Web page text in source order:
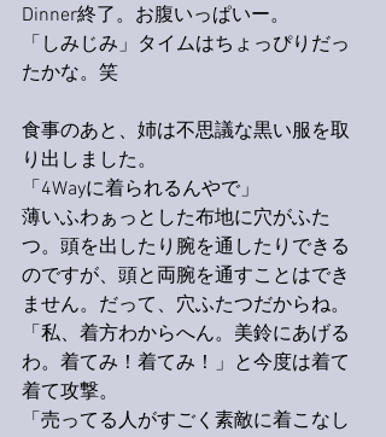
Dinner終了。お腹いっぱいー。
「しみじみ」タイムはちょっぴりだっ
たかな。笑
食事のあと、姉は不思議な黒い服を取
り出しました。
「4Wayに着られるんやで」
薄いふわぁっとした布地に穴がふた
つ。頭を出したり腕を通したりできる
のですが、頭と両腕を通すことはでき
ません。だって、穴ふたつだからね。
「私、着方わからへん。美鈴にあげる
わ。着てみ！着てみ！」と今度は着て
着て攻撃。
「売ってる人がすごく素敵に着こなし